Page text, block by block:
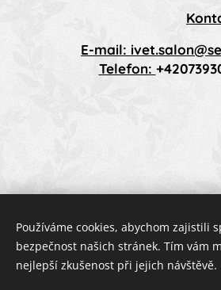
E-mail:
Telefon:
Používáme cookies, abychom zajistili
bezpečnost našich stránek. Tím vám
nejlepší zkušenost při jejich návštěvě.